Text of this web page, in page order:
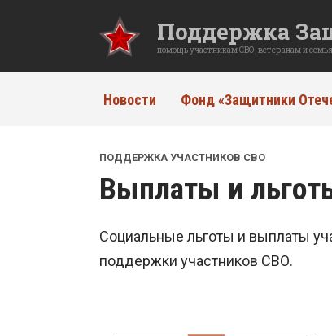
Поддержка
помощь участникам СВО, ветеранам и
Новости Фонд «Защитники
ПОДДЕРЖКА УЧАСТНИКОВ СВО
Выплаты и
Социальные льготы и выплаты
поддержки участников СВО.